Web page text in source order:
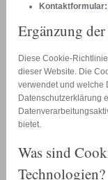
Ergänzung
Diese Cookie-
dieser Website. Die
verwendet und welche
Datenschutzerklärung
bietet.
Was sind
Technologien?